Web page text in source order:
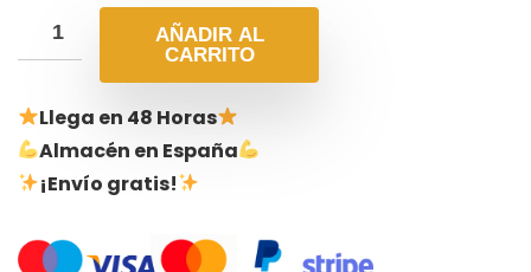
AÑADIR AL
CARRITO
Llega en 48 Horas
Almacén en España
¡Envío gratis!